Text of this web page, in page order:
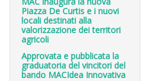
Piazza De Curtis e i nuovi
locali destinati alla
valorizzazione dei territori
agricoli
Approvata e pubblicata la
graduatoria del vincitori del
bando MACIdea Innovativa